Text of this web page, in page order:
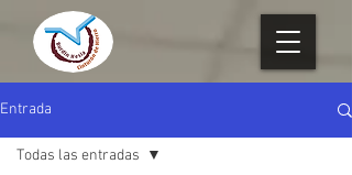
Entrada
Todas las entradas